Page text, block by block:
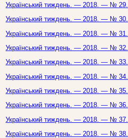
Український тиждень. — 2018. — № 29.
Український тиждень. — 2018. — № 30.
Український тиждень. — 2018. — № 31.
Український тиждень. — 2018. — № 32.
Український тиждень. — 2018. — № 33.
Український тиждень. — 2018. — № 34.
Український тиждень. — 2018. — № 35.
Український тиждень. — 2018. — № 36.
Український тиждень. — 2018. — № 37.
Український тиждень. — 2018. — № 38.